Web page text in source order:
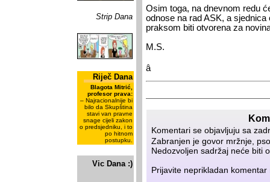
Strip Dana
Riječ Dana
Blagota Mitrić,
profesor prava:
– Najracionalnije bi
bilo da Skupština
stavi van pravne
snage cijeli zakon
o predsjedniku, i to
po hitnom
postupku.
Vic Dana :)
Osim toga, na dnevnom redu
odnose na rad ASK, a
praksom biti otvorena za
M.S.
â
Komentari se objavljuju sa
Zabranjen je govor mržnje,
Nedozvoljen sadržaj neće biti
Prijavite neprikladan